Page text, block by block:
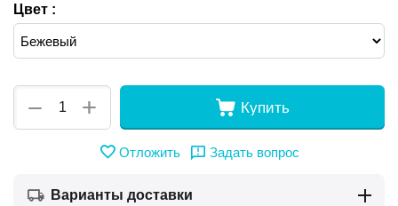
Цвет :
+
− Купить
Отложить Задать вопрос
Варианты доставки